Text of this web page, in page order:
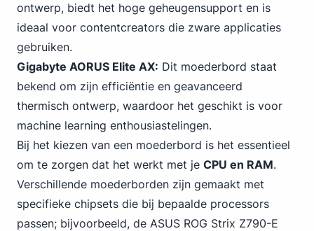
ontwerp, biedt het hoge geheugensupport en is
ideaal voor contentcreators die zware applicaties
gebruiken.
Gigabyte AORUS Elite AX: Dit moederbord staat
bekend om zijn efficiëntie en geavanceerd
thermisch ontwerp, waardoor het geschikt is voor
machine learning enthousiastelingen.
Bij het kiezen van een moederbord is het essentieel
om te zorgen dat het werkt met je CPU en RAM.
Verschillende moederborden zijn gemaakt met
specifieke chipsets die bij bepaalde processors
passen; bijvoorbeeld, de ASUS ROG Strix Z790-E